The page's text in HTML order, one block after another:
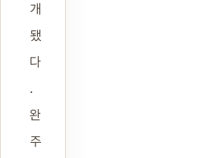
개
됐
다
.
완
주